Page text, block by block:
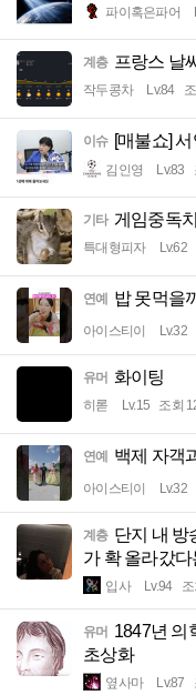
파이혹은파어
계층 프랑스 날
작두콩차 Lv.84
이슈 [매불쇼]
김인영 Lv.83
기타 게임중독
특대형피자 Lv.62
연예 밥 못먹을
아이스티이 Lv.32
유머 화이팅
히롣 Lv.15 조회
연예 백제 자객
아이스티이 Lv.32
계층 단지 내 방
가 확 올라갔
입사 Lv.94
유머 1847년 의
초상화
옆사마 Lv.87